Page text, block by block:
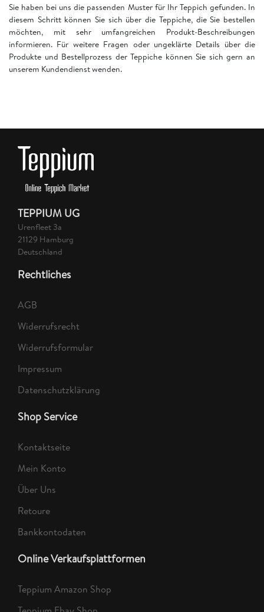
Sie haben bei uns die passenden Muster für Ihr Teppich gefunden. In
diesem Schritt können Sie sich über die Teppiche, die Sie bestellen
möchten, mit sehr umfangreichen Produkt-Beschreibungen
informieren. Für weitere Fragen oder ungeklärte Details über die
Produkte und Bestellprozess der Teppiche können Sie sich gern an
unserem Kundendienst wenden.
TEPPIUM UG
Urenfleet 3a
21129 Hamburg
Deutschland
Rechtliches
AGB
Widerrufsrecht
Widerrufsformular
Impressum
Datenschutzklärung
Shop Service
Kontaktseite
Mein Konto
Über Uns
Retoure
Bankkontodaten
Online Verkaufsplattformen
Teppium Amazon Shop